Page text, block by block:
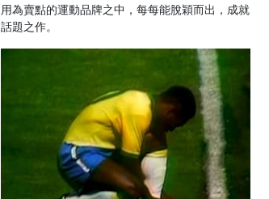
用為賣點的運動品牌之中，每每能脫穎而出，成就
話題之作。